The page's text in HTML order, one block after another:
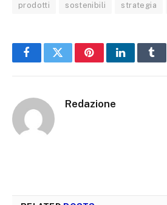
prodotti sostenibili strategia
FacebookTwitterPinterestLinkedIn
Redazione